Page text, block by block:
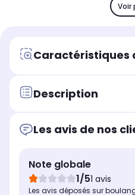
Autonomie de la batterie
Capacité de la batterie (en Wh)
Autonomie
Jusqu'à 25 km
Charge standard (4h)
Béquille intégrée
Oui, parfait pour le
Voir
Caractéristiques
Description
Les avis de nos
Note globale
1/51 avis
Les avis déposés sur